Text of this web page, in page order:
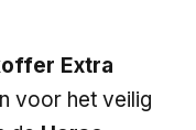
Extra
voor het veilig